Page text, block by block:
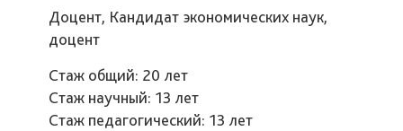
Доцент, Кандидат экономических наук,
доцент
Стаж общий: 20 лет
Стаж научный: 13 лет
Стаж педагогический: 13 лет